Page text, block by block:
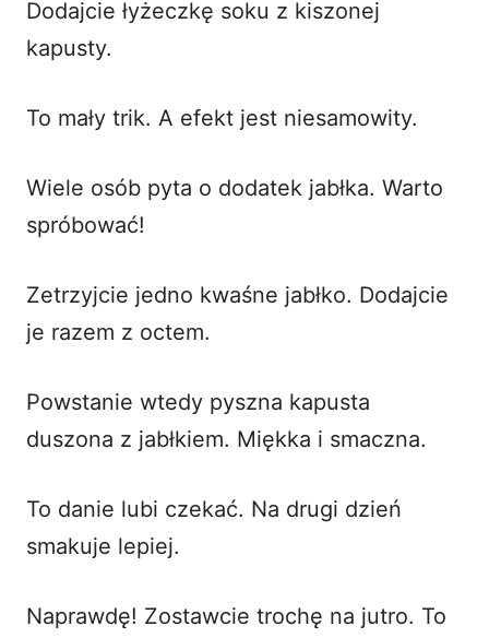
Dodajcie łyżeczkę soku z kiszonej
kapusty.
To mały trik. A efekt jest niesamowity.
Wiele osób pyta o dodatek jabłka. Warto
spróbować!
Zetrzyjcie jedno kwaśne jabłko. Dodajcie
je razem z octem.
Powstanie wtedy pyszna kapusta
duszona z jabłkiem. Miękka i smaczna.
To danie lubi czekać. Na drugi dzień
smakuje lepiej.
Naprawdę! Zostawcie trochę na jutro. To